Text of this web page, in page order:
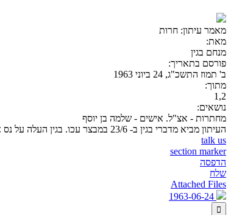
מאמר עיתון: חרות
מאת:
מנחם בגין
פורסם בתאריך:
ב' תמוז התשכ"ג, 24 ביוני 1963
מתוך:
1,2
נושאים:
מחתרות - אצ"ל. אישים - שלמה בן יוסף
העיתון מביא מדברי בגין ב- 23/6 במבצר עכו. בגין העלה על נס את דמותו של שלמה בן-יוסף שהנחיל לבאים אחריו ולמחתרת כולה את מופת ההקרבה והגאולה
talk us
section marker
הדפסה
שלח
Attached Files
